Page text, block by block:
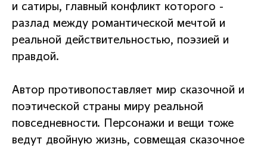
и сатиры, главный конфликт которого -
разлад между романтической мечтой и
реальной действительностью, поэзией и
правдой.
Автор противопоставляет мир сказочной и
поэтической страны миру реальной
повседневности. Персонажи и вещи тоже
ведут двойную жизнь, совмещая сказочное